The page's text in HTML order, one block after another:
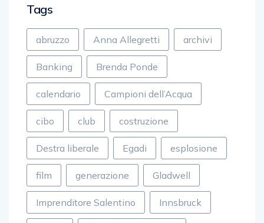
Tags
abruzzo Anna Allegretti archivi
Banking Brenda Ponde
calendario Campioni dell’Acqua
cibo club costruzione
Destra liberale Egadi esplosione
film generazione Gladwell
Imprenditore Salentino Innsbruck